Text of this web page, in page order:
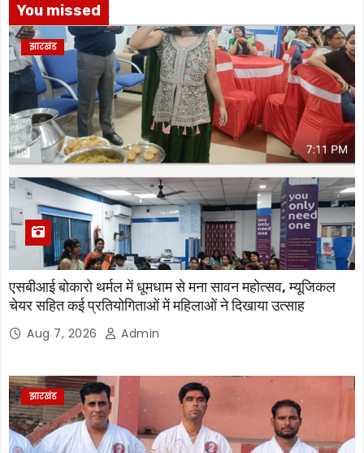
You missed
झारखंड
एसबीआई बोकारो थर्मल में धूमधाम से मना सावन महोत्सव, म्यूजिकल
चेयर सहित कई प्रतियोगिताओं में महिलाओं ने दिखाया उत्साह
Aug 7, 2026 Admin
झारखंड